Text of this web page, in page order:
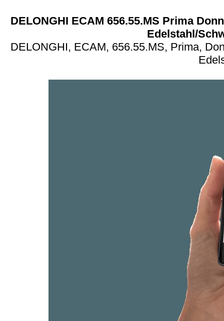
DELONGHI ECAM 656.55.MS Prima
Edelstahl/
DELONGHI, ECAM, 656.55.MS, Prima,